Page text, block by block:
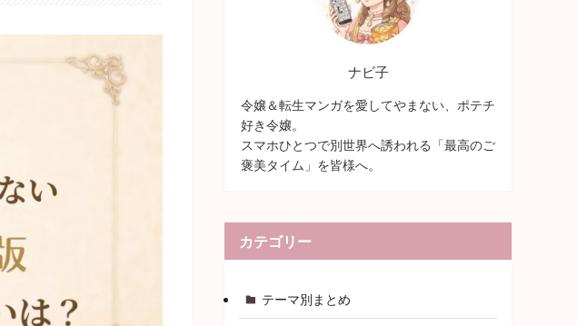
ナビ子
令嬢＆転生マンガを愛してやまない、ポテチ
好き令嬢。
スマホひとつで別世界へ誘われる「最高のご
褒美タイム」を皆様へ。
カテゴリー
テーマ別まとめ